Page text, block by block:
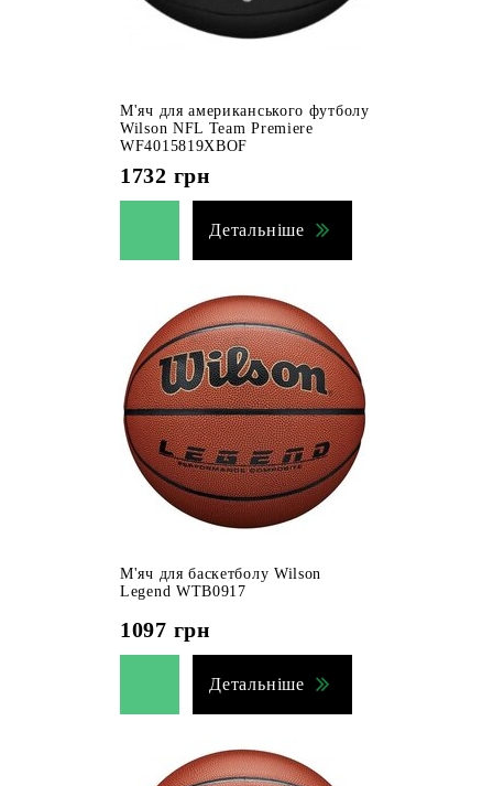
М'яч для американського футболу
Wilson NFL Team Premiere
WF4015819XBOF
1732 грн
Детальніше
М'яч для баскетболу Wilson
Legend WTB0917
1097 грн
Детальніше